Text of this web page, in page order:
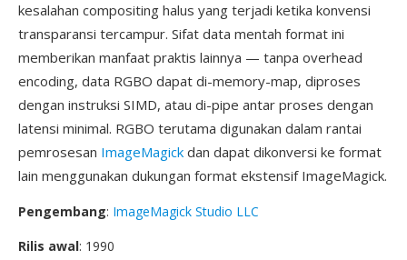
kesalahan compositing halus yang terjadi ketika konvensi
transparansi tercampur. Sifat data mentah format ini
memberikan manfaat praktis lainnya — tanpa overhead
encoding, data RGBO dapat di-memory-map, diproses
dengan instruksi SIMD, atau di-pipe antar proses dengan
latensi minimal. RGBO terutama digunakan dalam rantai
pemrosesan ImageMagick dan dapat dikonversi ke format
lain menggunakan dukungan format ekstensif ImageMagick.
Pengembang: ImageMagick Studio LLC
Rilis awal: 1990